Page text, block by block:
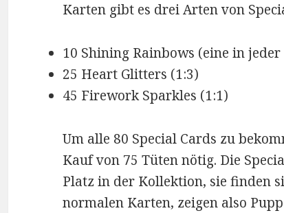
Karten gibt es drei Arten von
10 Shining Rainbows (eine in jeder
25 Heart Glitters (1:3)
45 Firework Sparkles (1:1)
Um alle 80 Special Cards zu
Kauf von 75 Tüten nötig. Die
Platz in der Kollektion, sie finden
normalen Karten, zeigen also